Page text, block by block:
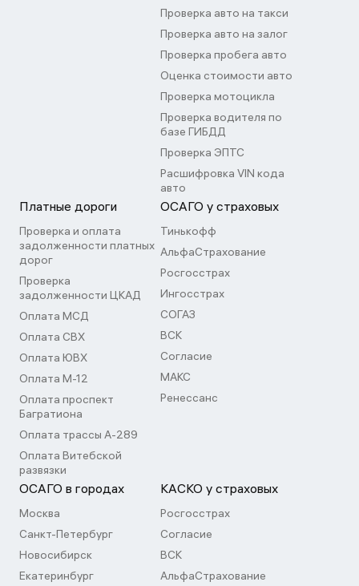
Проверка авто на такси
Проверка авто на залог
Проверка пробега авто
Оценка стоимости авто
Проверка мотоцикла
Проверка водителя по
базе ГИБДД
Проверка ЭПТС
Расшифровка VIN кода
авто
Платные дороги
Проверка и оплата
задолженности платных
дорог
Проверка
задолженности ЦКАД
Оплата МСД
Оплата СВХ
Оплата ЮВХ
Оплата М-12
Оплата проспект
Багратиона
Оплата трассы А-289
Оплата Витебской
развязки
ОСАГО у страховых
Тинькофф
АльфаСтрахование
Росгосстрах
Ингосстрах
СОГАЗ
ВСК
Согласие
МАКС
Ренессанс
ОСАГО в городах
Москва
Санкт-Петербург
Новосибирск
Екатеринбург
КАСКО у страховых
Росгосстрах
Согласие
ВСК
АльфаСтрахование